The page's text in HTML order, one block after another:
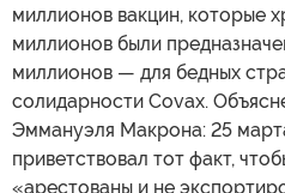
миллионов вакцин, которые
миллионов были
миллионов — для бедных
солидарности Covax.
Эммануэля Макрона: 25
приветствовал тот факт,
«арестованы и не